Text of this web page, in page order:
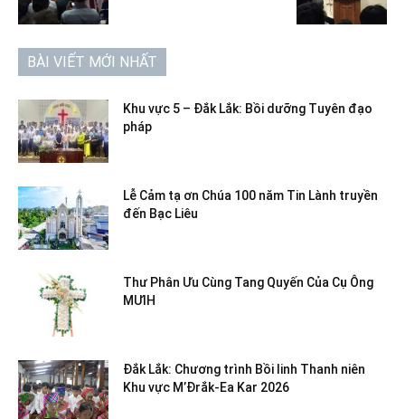
BÀI VIẾT MỚI NHẤT
Khu vực 5 – Đắk Lắk: Bồi dưỡng Tuyên đạo
pháp
Lễ Cảm tạ ơn Chúa 100 năm Tin Lành truyền
đến Bạc Liêu
Thư Phân Ưu Cùng Tang Quyến Của Cụ Ông
MƯIH
Đắk Lắk: Chương trình Bồi linh Thanh niên
Khu vực M’Đrắk-Ea Kar 2026